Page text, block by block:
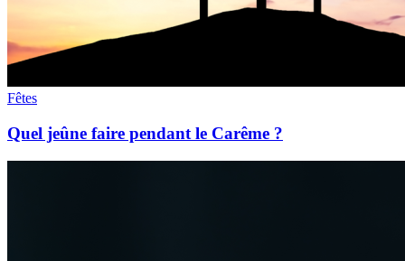
Fêtes
Quel jeûne faire pendant le Carême ?